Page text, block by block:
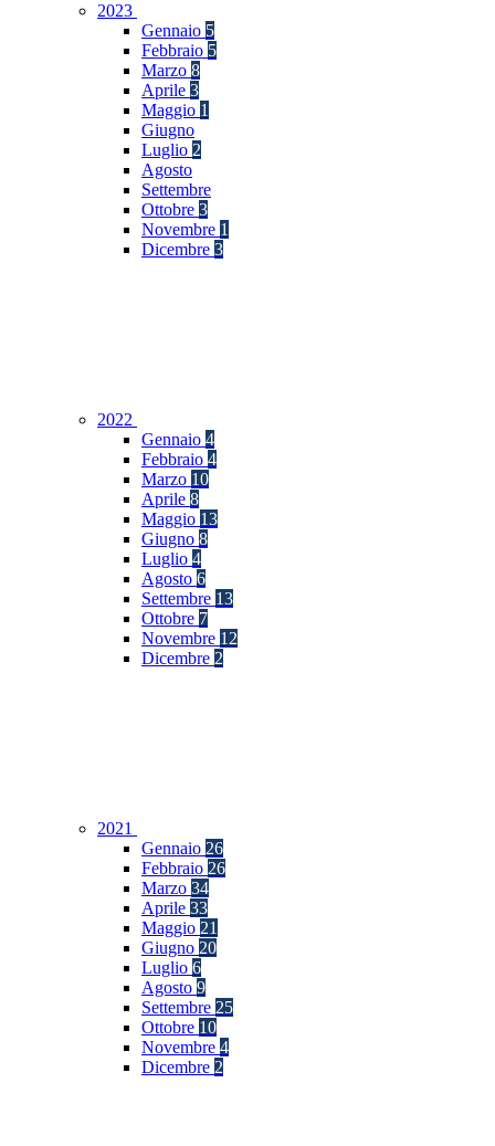
2023
Gennaio 5
Febbraio 5
Marzo 8
Aprile 3
Maggio 1
Giugno
Luglio 2
Agosto
Settembre
Ottobre 3
Novembre 1
Dicembre 3
2022
Gennaio 4
Febbraio 4
Marzo 10
Aprile 8
Maggio 13
Giugno 8
Luglio 4
Agosto 6
Settembre 13
Ottobre 7
Novembre 12
Dicembre 2
2021
Gennaio 26
Febbraio 26
Marzo 34
Aprile 33
Maggio 21
Giugno 20
Luglio 6
Agosto 9
Settembre 25
Ottobre 10
Novembre 4
Dicembre 2